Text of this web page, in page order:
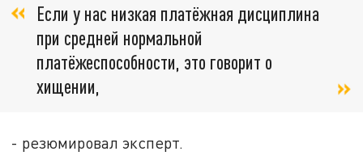
Если у нас низкая платёжная дисциплина
при средней нормальной
платёжеспособности, это говорит о
хищении,
- резюмировал эксперт.